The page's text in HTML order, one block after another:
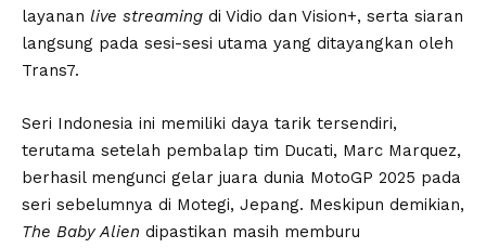
layanan live streaming di Vidio dan Vision+, serta siaran
langsung pada sesi-sesi utama yang ditayangkan oleh
Trans7.
Seri Indonesia ini memiliki daya tarik tersendiri,
terutama setelah pembalap tim Ducati, Marc Marquez,
berhasil mengunci gelar juara dunia MotoGP 2025 pada
seri sebelumnya di Motegi, Jepang. Meskipun demikian,
The Baby Alien dipastikan masih memburu